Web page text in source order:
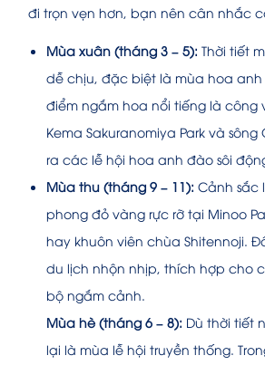
đi trọn vẹn hơn, bạn nên cân nhắc
Mùa xuân (tháng 3 – 5): Thời tiết
dễ chịu, đặc biệt là mùa hoa anh
điểm ngắm hoa nổi tiếng là công
Kema Sakuranomiya Park và
ra các lễ hội hoa anh đào sôi
Mùa thu (tháng 9 – 11): Cảnh sắc
phong đỏ vàng rực rỡ tại Minoo
hay khuôn viên chùa Shitennoji.
du lịch nhộn nhịp, thích hợp cho
bộ ngắm cảnh.
Mùa hè (tháng 6 – 8): Dù thời tiết
lại là mùa lễ hội truyền thống.